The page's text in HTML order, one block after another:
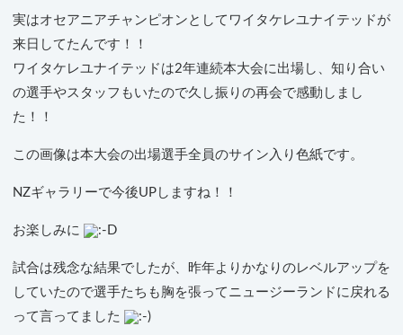
実はオセアニアチャンピオンとしてワイタケレユナイテッドが
来日してたんです！！
ワイタケレユナイテッドは2年連続本大会に出場し、知り合い
の選手やスタッフもいたので久し振りの再会で感動しまし
た！！
この画像は本大会の出場選手全員のサイン入り色紙です。
NZギャラリーで今後UPしますね！！
お楽しみに
試合は残念な結果でしたが、昨年よりかなりのレベルアップを
していたので選手たちも胸を張ってニュージーランドに戻れる
って言ってました